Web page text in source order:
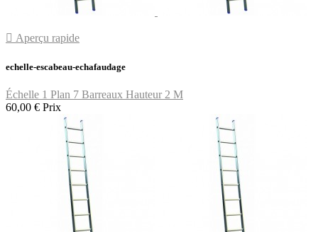
 Aperçu rapide
echelle-escabeau-echafaudage
Échelle 1 Plan 7 Barreaux Hauteur 2 M
60,00 € Prix